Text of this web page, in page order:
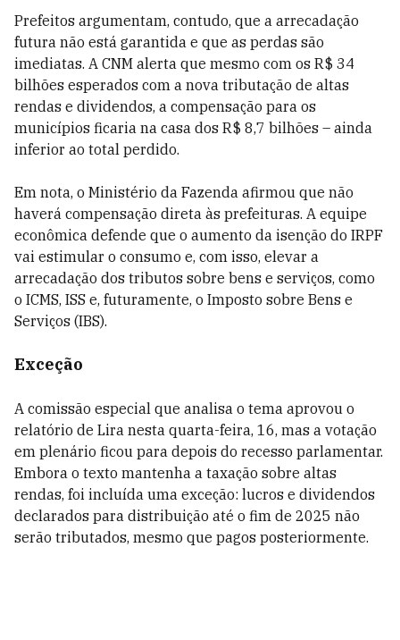
Prefeitos argumentam, contudo, que a arrecadação
futura não está garantida e que as perdas são
imediatas. A CNM alerta que mesmo com os R$ 34
bilhões esperados com a nova tributação de altas
rendas e dividendos, a compensação para os
municípios ficaria na casa dos R$ 8,7 bilhões – ainda
inferior ao total perdido.
Em nota, o Ministério da Fazenda afirmou que não
haverá compensação direta às prefeituras. A equipe
econômica defende que o aumento da isenção do IRPF
vai estimular o consumo e, com isso, elevar a
arrecadação dos tributos sobre bens e serviços, como
o ICMS, ISS e, futuramente, o Imposto sobre Bens e
Serviços (IBS).
Exceção
A comissão especial que analisa o tema aprovou o
relatório de Lira nesta quarta-feira, 16, mas a votação
em plenário ficou para depois do recesso parlamentar.
Embora o texto mantenha a taxação sobre altas
rendas, foi incluída uma exceção: lucros e dividendos
declarados para distribuição até o fim de 2025 não
serão tributados, mesmo que pagos posteriormente.